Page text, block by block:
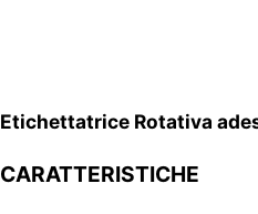
Etichettatrice Rotativa
CARATTERISTICHE